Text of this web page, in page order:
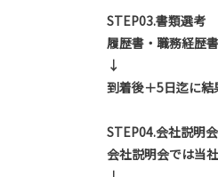
STEP03.書類選考
履歴書・職務経歴
↓
到着後＋5日迄に
STEP04.会社説明
会社説明会では当